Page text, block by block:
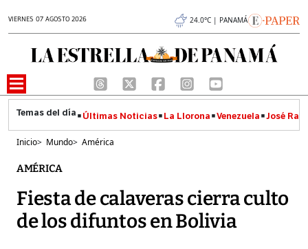
VIERNES 07 AGOSTO 2026 24.0°C | PANAMÁ
Últimas Noticias La Llorona Venezuela José
Inicio> Mundo> América
AMÉRICA
Fiesta de calaveras cierra culto
de los difuntos en Bolivia